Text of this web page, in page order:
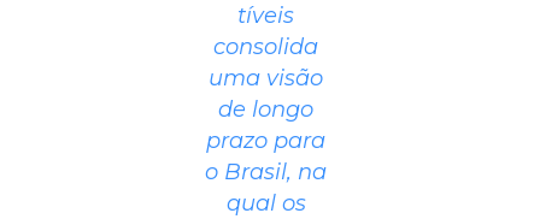
tíveis
consolida
uma visão
de longo
prazo para
o Brasil, na
qual os